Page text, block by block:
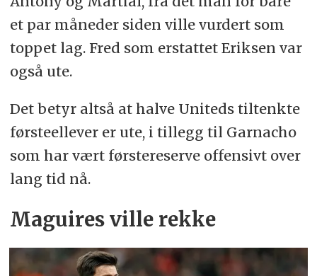
et par måneder siden ville vurdert som
toppet lag. Fred som erstattet Eriksen var
også ute.
Det betyr altså at halve Uniteds tiltenkte
førsteellever er ute, i tillegg til Garnacho
som har vært førstereserve offensivt over
lang tid nå.
Maguires ville rekke